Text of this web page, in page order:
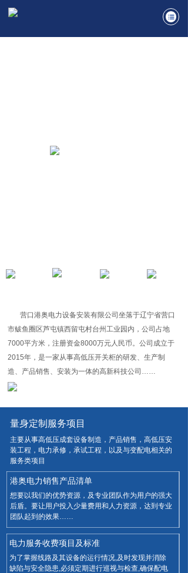
营口港奥电力设备安装有限公司坐落于辽宁省营口
市鲅鱼圈区芦屯镇西留屯村台州工业园内，公司占地
7000平方米，注册资金8000万元人民币。公司成立于
2015年，是一家从事高低压开关柜的研发、生产制
造、产品销售、安装为一体的高新科技公司……
量身定制服务项目
主要从事高低压成套设备制造，产品销售，高低压安
装工程，电力承修，承试工程，以及与变配电相关的
服务类项目
港奥电力销售产品清单
想要以我们的优势资源，及专业团队作为用户的强大
后盾。要让用户投入少量费用和人力资源，达到专业
团队起到的效果……
电力服务收费项目及标准
为了掌握线路及其设备的运行情况,及时发现并消除
缺陷与安全隐患,必须定期进行巡视与检查,确保配电